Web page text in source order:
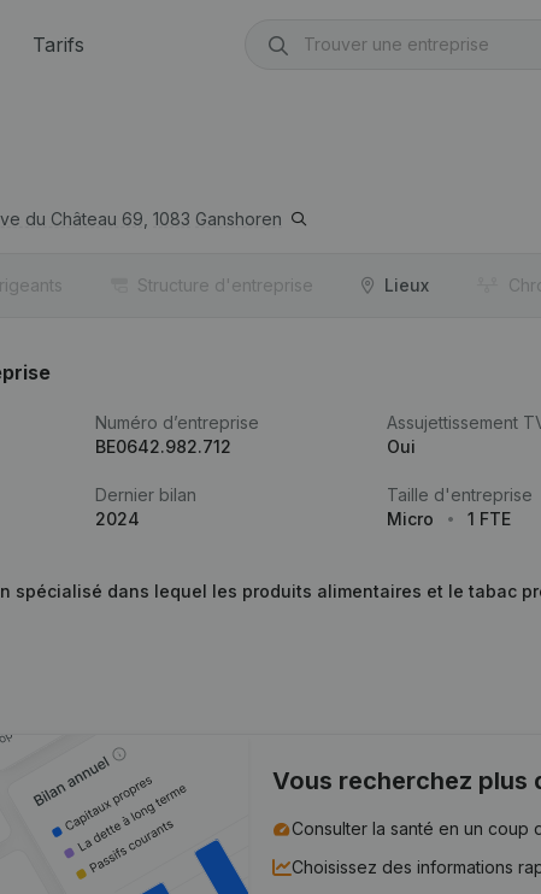
Tarifs
du Château 69, 1083 Ganshoren
Structure d'entreprise Lieux
Numéro d’entreprise
BE0642.982.712
Assujettissement
Oui
Dernier bilan
2024
Taille d'entreprise
Micro
1 FTE
spécialisé dans lequel les produits alimentaires et le tabac
Vous recherchez plus
Consulter la santé en un coup
Choisissez des informations